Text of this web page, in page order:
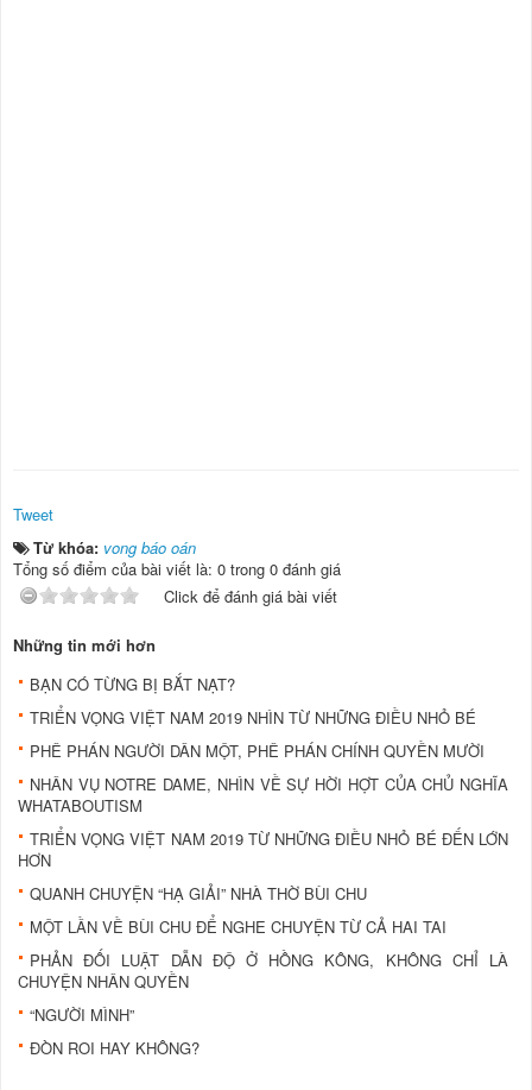
Tweet
Từ khóa: vong báo oán
Tổng số điểm của bài viết là: 0 trong 0 đánh giá
Click để đánh giá bài viết
Những tin mới hơn
BẠN CÓ TỪNG BỊ BẮT NẠT?
TRIỂN VỌNG VIỆT NAM 2019 NHÌN TỪ NHỮNG ĐIỀU NHỎ BÉ
PHÊ PHÁN NGƯỜI DÂN MỘT, PHÊ PHÁN CHÍNH QUYỀN MƯỜI
NHÂN VỤ NOTRE DAME, NHÌN VỀ SỰ HỜI HỢT CỦA CHỦ NGHĨA
WHATABOUTISM
TRIỂN VỌNG VIỆT NAM 2019 TỪ NHỮNG ĐIỀU NHỎ BÉ ĐẾN LỚN
HƠN
QUANH CHUYỆN “HẠ GIẢI” NHÀ THỜ BÙI CHU
MỘT LẦN VỀ BÙI CHU ĐỂ NGHE CHUYỆN TỪ CẢ HAI TAI
PHẢN ĐỐI LUẬT DẪN ĐỘ Ở HỒNG KÔNG, KHÔNG CHỈ LÀ
CHUYỆN NHÂN QUYỀN
“NGƯỜI MÌNH”
ĐÒN ROI HAY KHÔNG?